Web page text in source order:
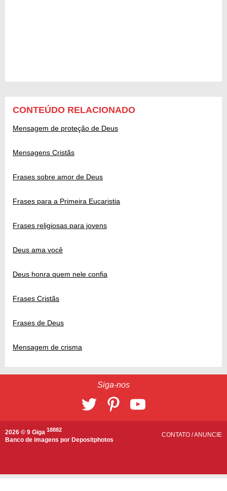
CONTEÚDO RELACIONADO
Mensagem de proteção de Deus
Mensagens Cristãs
Frases sobre amor de Deus
Frases para a Primeira Eucaristia
Frases religiosas para jovens
Deus ama você
Deus honra quem nele confia
Frases Cristãs
Frases de Deus
Mensagem de crisma
Siga-nos
2026 © 9 Giga 18882
Banco de imagens por Depositphotos
CONTATO /ANUNCIE